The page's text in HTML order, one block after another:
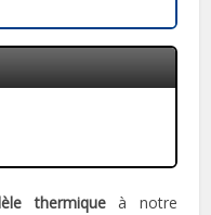
thermiqueà notre